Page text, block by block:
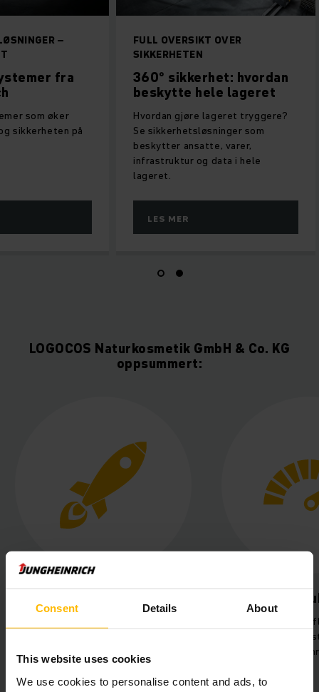
Consent Details About
This website uses cookies
We use cookies to personalise content and ads, to
LØSNINGER –
DRIFT
fra
som øker
og sikkerheten på
FULL OVERSIKT OVER
SIKKERHETEN
360° sikkerhet:
beskytte hele
Hvordan gjøre lageret
Se sikkerhetsløsninger
beskytter ansatte, varer,
infrastruktur og data i
LOGOCOS Naturkosmetik GmbH & Co. KG
oppsummert: